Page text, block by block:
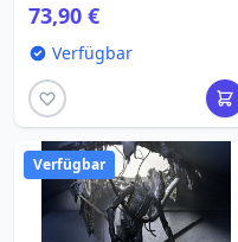
ACTIONFIGUR – CASEY
MARIE MIT BABY ODYN &
73,90 €
Verfügbar
Verfügbar